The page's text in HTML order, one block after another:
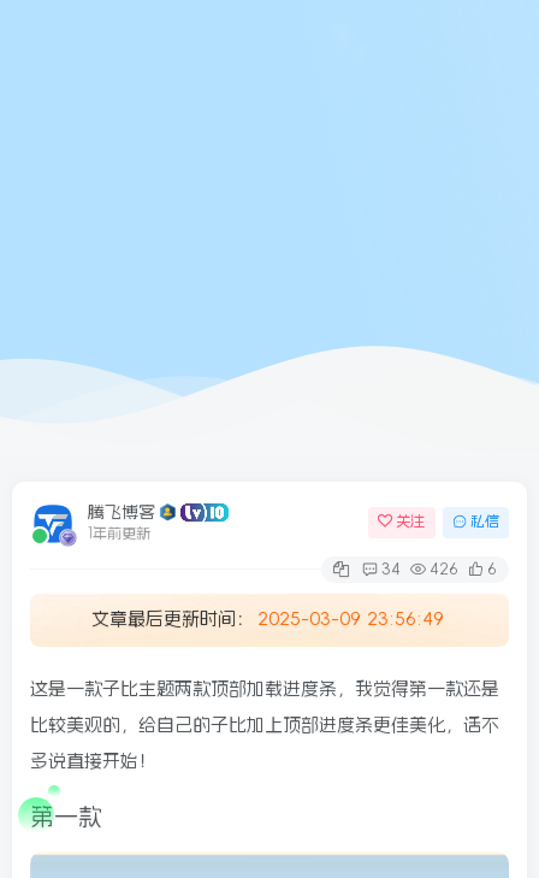
腾飞博客
1年前更新
关注 私信
34 426 6
文章最后更新时间： 2025-03-09 23:56:49
这是一款子比主题两款顶部加载进度条，我觉得第一款还是
比较美观的，给自己的子比加上顶部进度条更佳美化，话不
多说直接开始！
第一款